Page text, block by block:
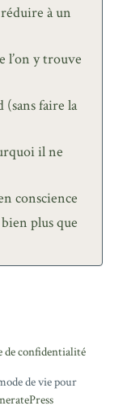
à un
l’on y trouve
faire la
il ne
conscience
plus que
de confidentialité
de vie pour